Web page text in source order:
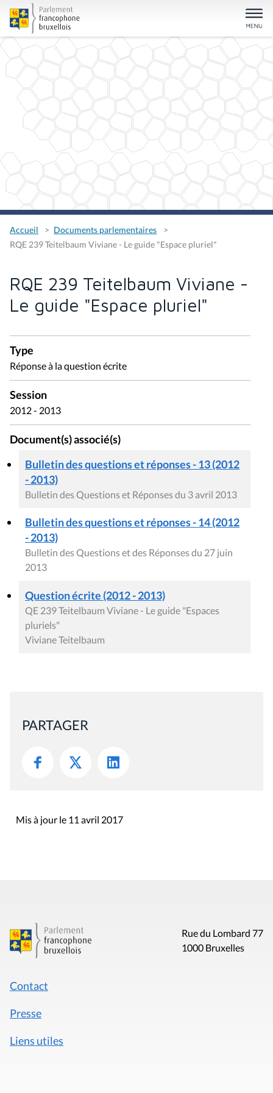
Accueil
Documents parlementaires
RQE 239 Teitelbaum Viviane - Le guide "Espace pluriel"
RQE 239 Teitelbaum Viviane -
Le guide "Espace pluriel"
Type
Réponse à la question écrite
Session
2012 - 2013
Document(s) associé(s)
Bulletin des questions et réponses - 13 (2012
- 2013)
Bulletin des Questions et Réponses du 3 avril 2013
Bulletin des questions et réponses - 14 (2012
- 2013)
Bulletin des Questions et des Réponses du 27 juin
2013
Question écrite (2012 - 2013)
QE 239 Teitelbaum Viviane - Le guide "Espaces
pluriels"
Viviane Teitelbaum
PARTAGER
Mis à jour le 11 avril 2017
Rue du Lombard 77
1000 Bruxelles
Contact
Presse
Liens utiles